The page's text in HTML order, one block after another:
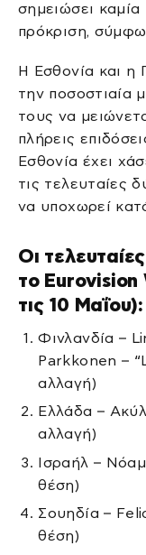
σημειώσει
πρόκριση,
Η Εσθονία και η
την ποσοστιαία
τους να
πλήρεις
Εσθονία έχει
τις τελευταίες
να υποχωρεί
Οι
το Eurovision
τις 10 Μαΐου):
Φινλανδία –
Parkkonen –
αλλαγή)
Ελλάδα –
αλλαγή)
Ισραήλ –
θέση)
Σουηδία –
θέση)